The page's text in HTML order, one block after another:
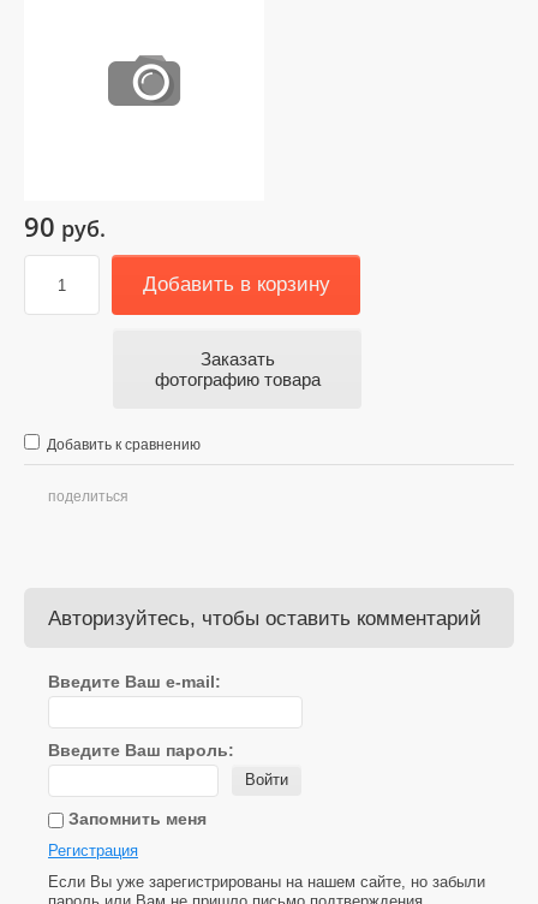
90 руб.
Добавить в корзину
Заказать
фотографию товара
Добавить к сравнению
поделиться
Авторизуйтесь, чтобы оставить комментарий
Введите Ваш e-mail:
Введите Ваш пароль:
Войти
Запомнить меня
Регистрация
Если Вы уже зарегистрированы на нашем сайте, но забыли